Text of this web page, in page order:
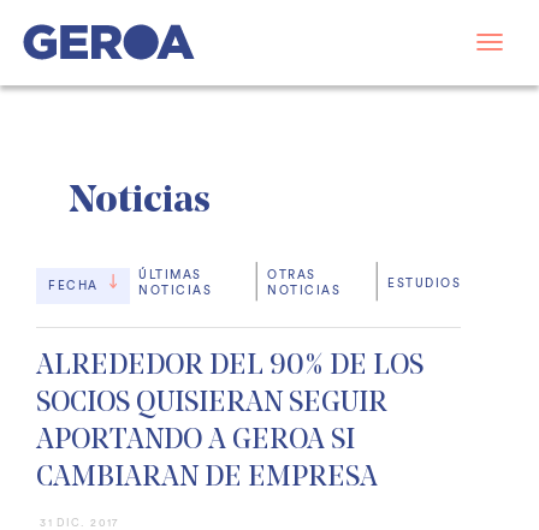
Noticias
FECHA
ÚLTIMAS
NOTICIAS
OTRAS
NOTICIAS
ESTUDIOS
ALREDEDOR DEL 90% DE LOS
SOCIOS QUISIERAN SEGUIR
APORTANDO A GEROA SI
CAMBIARAN DE EMPRESA
31 DIC. 2017